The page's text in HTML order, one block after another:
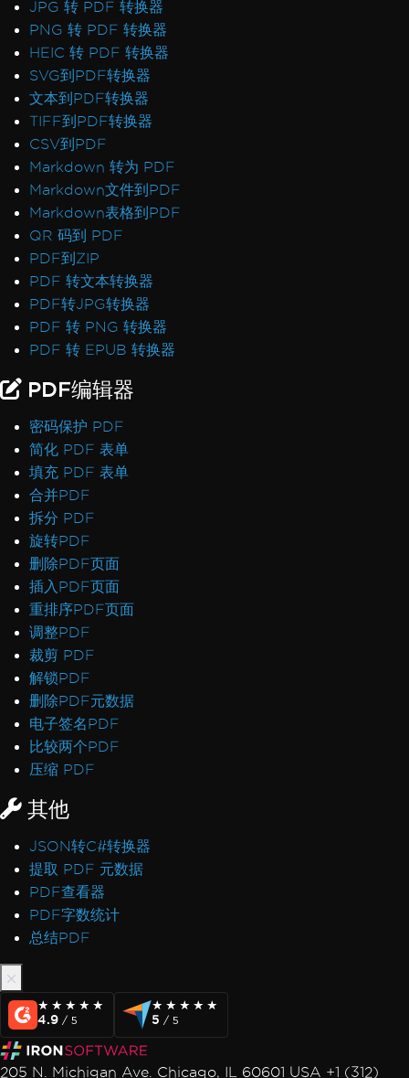
CSP和CNG签名
PDF到图像中的透明度和颜色
IronPdf.UpdatedChrome 渲染
在 Linux/WSL 中监控内存
通过 ExtractTextFromPage 添加书签
CEF/Chromium 内存使用情况
页眉和内容不对齐
Adobe 字体作为 Type 3
IronPdfEngine Docker 输出
表单字段中的自定义字体
异常消息
访问路径'Global-
IronSoftwareDeploymentGlobal'被拒绝
502坏网关
建立与许可服务器的连接时出错
部署Chrome依赖项时出错
从字节打开文档时出错：'内存分配错误'
部署NuGet包失败
GPU进程不可用
无效的CefExecuteProcess返回码0
IronPDF无法打开/解析特定PDF文件
IronPDF本地异常
IronPDFAssemblyVersionMismatchException
网络服务崩溃，正在重启服务
未找到名为SetLogEvent的函数，错误代码(127)
此平台不支持注册表
渲染PDF时超时
AdaptiveRenderEngine的未处理情况
在Web.config中设置许可证密钥
无法连接到许可服务器
IronPDF LinxARM无法分配内存
.NET Framework Windows服务异常
线程状态销毁后托管代码
在InsertPdf和HTML头/尾后出现
AccessViolationException
ReadyToRun FailFast 崩溃
Rendering & Layout
CSS Page Breaks
CSS @page Rules vs RenderingOptions
Initializing RenderingOptions Correctly
Headers/Footers and Page Breaks
JPG 转 PDF 转换器
PNG 转 PDF 转换器
HEIC 转 PDF 转换器
SVG到PDF转换器
文本到PDF转换器
TIFF到PDF转换器
CSV到PDF
Markdown 转为 PDF
Markdown文件到PDF
Markdown表格到PDF
QR 码到 PDF
PDF到ZIP
PDF 转文本转换器
PDF转JPG转换器
PDF 转 PNG 转换器
PDF 转 EPUB 转换器
PDF编辑器
密码保护 PDF
简化 PDF 表单
填充 PDF 表单
合并PDF
拆分 PDF
旋转PDF
删除PDF页面
插入PDF页面
重排序PDF页面
调整PDF
裁剪 PDF
解锁PDF
删除PDF元数据
电子签名PDF
比较两个PDF
压缩 PDF
其他
JSON转C#转换器
提取 PDF 元数据
PDF查看器
PDF字数统计
总结PDF
★★★★★
★★★★★
4.9 / 5
★★★★★
★★★★★
5 / 5
205 N. Michigan Ave. Chicago, IL 60601 USA +1 (312)